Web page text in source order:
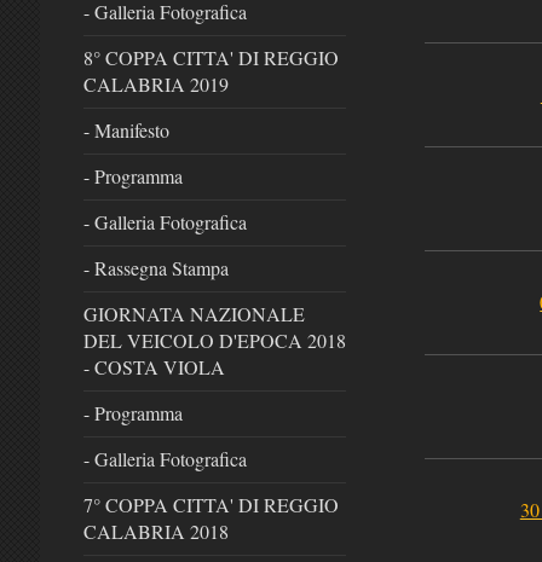
- Galleria Fotografica
8° COPPA CITTA' DI REGGIO
CALABRIA 2019
- Manifesto
- Programma
- Galleria Fotografica
- Rassegna Stampa
GIORNATA NAZIONALE
DEL VEICOLO D'EPOCA 2018
- COSTA VIOLA
- Programma
- Galleria Fotografica
7° COPPA CITTA' DI REGGIO
CALABRIA 2018